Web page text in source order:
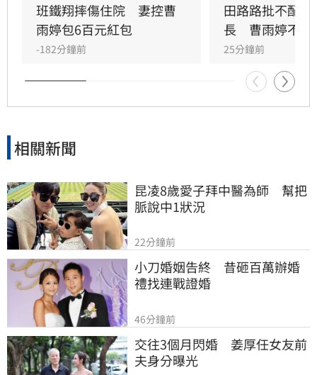
外界關注工會運作屬合理公共討論，核心在於工
會是否善盡職責，而非轉移焦點至個別藝人身
上。由於曹雨婷曾主動表示協助田路路，隨後引
發外界檢視工會作為，許常德呼籲曹雨婷應公開
說明近年會務內容，包括會費、企業贊助與政府
補助等經費運用情形，確保財務透明公開，才能
員權益獲得實質保障與完善照顧。
班鐵翔摔傷住院　妻控曹
雨婷包6百元紅包
-182分鐘前
田路路批不配
長　曹雨婷不忍
25分鐘前
相關新聞
昆凌8歲愛子拜中醫為師　幫把
脈說中1狀況
22分鐘前
小刀婚姻告終　昔砸百萬辦婚
禮找連戰證婚
46分鐘前
交往3個月閃婚　姜厚任女友前
夫身分曝光